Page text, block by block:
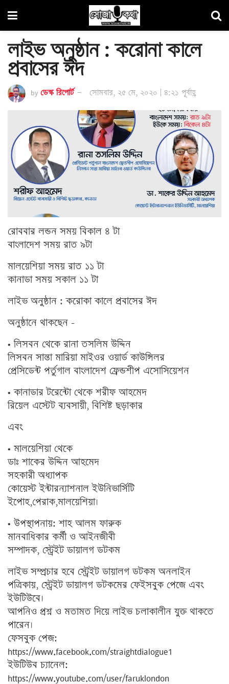
লাইভ অনুষ্ঠান : করোনা কালে
প্রবাসের ঈদ
by ডেস্ক রিপোর্ট সোমবার, ২৫ মে, ২০২০ | ৪:২১ পূর্বাহ্ণ
রোববার লন্ডন সময় বিকাল ৪ টা
বাংলাদেশ সময় রাত ৯টা
মালয়েশিয়া সময় রাত ১১ টা
কানাডা সময় সকাল ১১ টা
লাইভ অনুষ্ঠান : করোকা কালে প্রবাসের ঈদ
অনুষ্ঠানে থাকছেন –
• লিসবন থেকে রানা তসলিম উদ্দিন
লিসবন সান্তা মারিয়া মাইওর ওয়ার্ড কাউন্সিলর
প্রেসিডেন্ট পর্তুগাল বাংলাদেশ ফ্রেন্ডশীপ এসোসিয়েশন
• কানাডার টরেন্টো থেকে শরীফ আহমেদ
রিয়েল এস্টেট ব্যবসায়ী, বিশিষ্ট ছড়াকার
এবং
• মালয়েশিয়া থেকে
ডাঃ শাকের উদ্দিন আহমেদ
সহকারী অধ্যাপক
কোয়েস্ট ইন্টারন্যাশনাল ইউনিভার্সিটি
ইপোহ,পেরাক,মালয়েশিয়া।
• উপস্থাপনায়: শাহ আলম ফারুক
মানবাধিকার কর্মী ও আইনজীবী
সম্পাদক, স্ট্রেইট ডায়ালগ ডটকম
লাইভ সম্প্রচার হবে স্ট্রেইট ডায়ালগ ডটকম অনলাইন
পত্রিকায়, স্ট্রেইট ডায়ালগ ডটকমের ফেইসবুক পেজে এবং
ইউটিউবে।
আপনিও প্রশ্ন ও মতামত দিয়ে লাইভ চলাকালীন যুক্ত থাকতে
পারেন।
ফেসবুক পেজ:
https://www.facebook.com/straightdialogue1
ইউটিউব চ্যানেল:
https://www.youtube.com/user/faruklondon